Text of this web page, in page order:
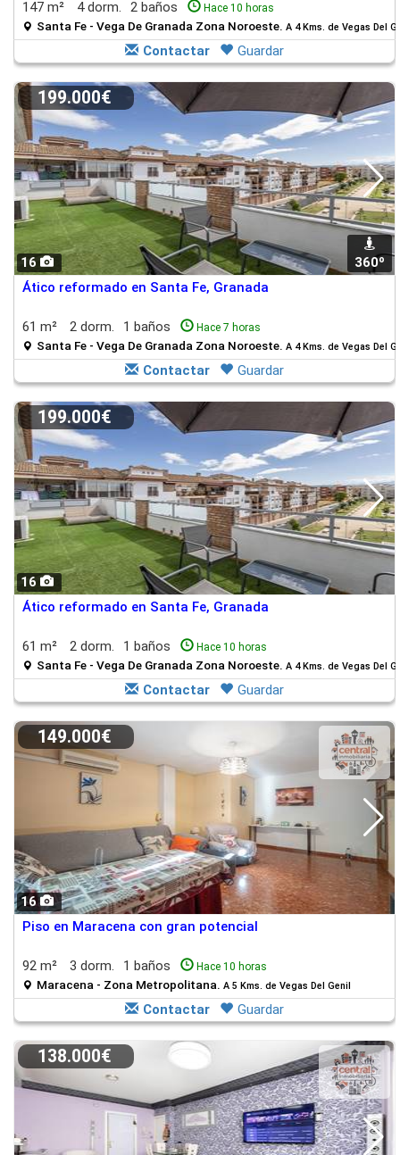
147 m² 4 dorm. 2 baños Hace 10 horas
Santa Fe - Vega De Granada Zona Noroeste. A 4 Kms. de Vegas Del
Contactar Guardar
16 360º
199.000€
Ático reformado en Santa Fe, Granada
61 m² 2 dorm. 1 baños Hace 7 horas
Santa Fe - Vega De Granada Zona Noroeste. A 4 Kms. de Vegas Del
Contactar Guardar
16
199.000€
Ático reformado en Santa Fe, Granada
61 m² 2 dorm. 1 baños Hace 10 horas
Santa Fe - Vega De Granada Zona Noroeste. A 4 Kms. de Vegas Del
Contactar Guardar
16
149.000€
Piso en Maracena con gran potencial
92 m² 3 dorm. 1 baños Hace 10 horas
Maracena - Zona Metropolitana. A 5 Kms. de Vegas Del Genil
Contactar Guardar
138.000€